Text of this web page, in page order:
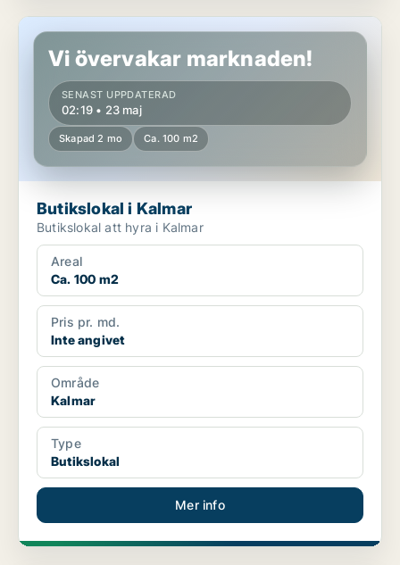
Butikslokal i Kalmar
Vi övervakar marknaden!
SENAST UPPDATERAD
02:19 • 23 maj
Skapad 2 mo Ca. 100 m2
Butikslokal i Kalmar
Butikslokal att hyra i Kalmar
Areal
Ca. 100 m2
Pris pr. md.
Inte angivet
Område
Kalmar
Type
Butikslokal
Mer info